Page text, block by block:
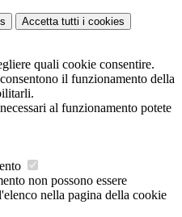
Accetta tutti i cookies
quali cookie consentire.
il funzionamento della
al funzionamento potete
non possono essere
nella pagina della cookie